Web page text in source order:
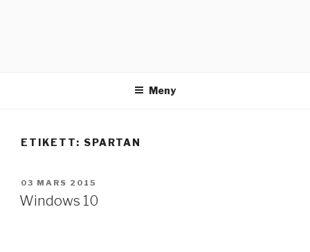
Meny
ETIKETT: SPARTAN
PUBLICERAT
03 MARS 2015
Windows 10